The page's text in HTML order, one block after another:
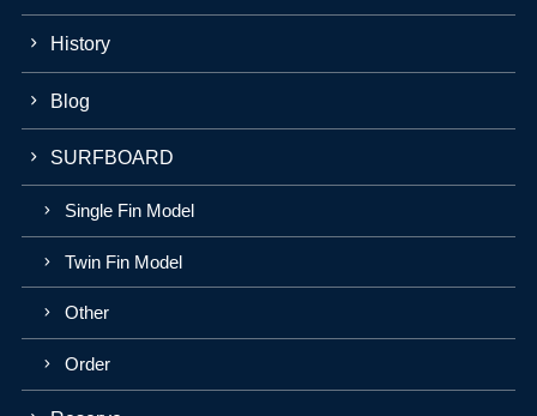
History
Blog
SURFBOARD
Single Fin Model
Twin Fin Model
Other
Order